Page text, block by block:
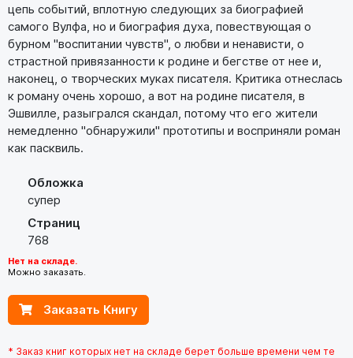
цепь событий, вплотную следующих за биографией
самого Вулфа, но и биография духа, повествующая о
бурном "воспитании чувств", о любви и ненависти, о
страстной привязанности к родине и бегстве от нее и,
наконец, о творческих муках писателя. Критика отнеслась
к роману очень хорошо, а вот на родине писателя, в
Эшвилле, разыгрался скандал, потому что его жители
немедленно "обнаружили" прототипы и восприняли роман
как пасквиль.
Обложка
супер
Страниц
768
Нет на складе.
Можно заказать.
Заказать Книгу
* Заказ книг которых нет на складе берет больше времени чем те